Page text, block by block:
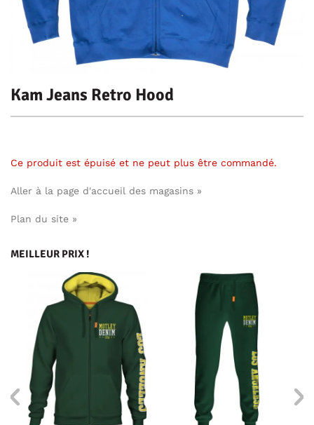
Kam Jeans Retro Hood
Ce produit est épuisé et ne peut plus être commandé.
Aller à la page d'accueil des magasins »
Plan du site »
MEILLEUR PRIX !